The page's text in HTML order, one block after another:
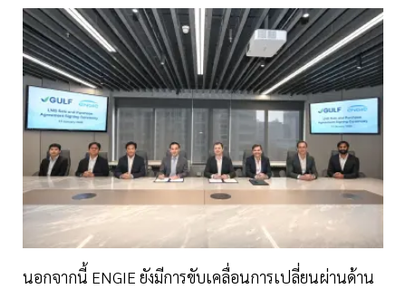
นอกจากนี้ ENGIE ยังมีการขับเคลื่อนการเปลี่ยนผ่านด้าน